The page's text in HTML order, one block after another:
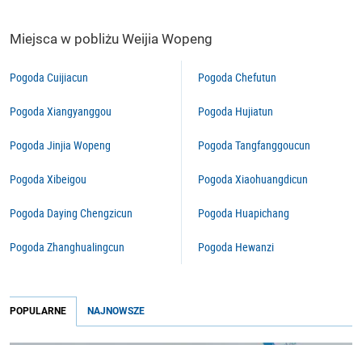
Miejsca w pobliżu Weijia Wopeng
Pogoda Cuijiacun
Pogoda Xiangyanggou
Pogoda Jinjia Wopeng
Pogoda Xibeigou
Pogoda Daying Chengzicun
Pogoda Zhanghualingcun
Pogoda Chefutun
Pogoda Hujiatun
Pogoda Tangfanggoucun
Pogoda Xiaohuangdicun
Pogoda Huapichang
Pogoda Hewanzi
POPULARNE NAJNOWSZE